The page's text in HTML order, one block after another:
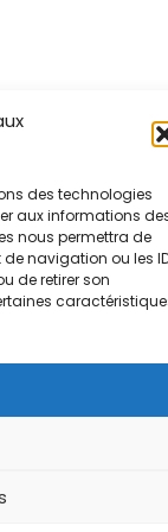
des technologies
aux informations
nous permettra de
navigation ou les
de retirer son